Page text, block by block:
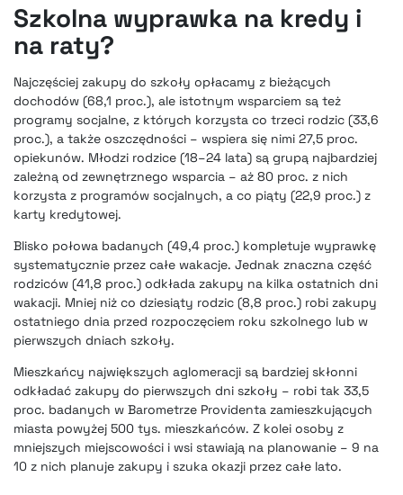
Szkolna wyprawka na kredy i
na raty?
Najczęściej zakupy do szkoły opłacamy z bieżących
dochodów (68,1 proc.), ale istotnym wsparciem są też
programy socjalne, z których korzysta co trzeci rodzic (33,6
proc.), a także oszczędności – wspiera się nimi 27,5 proc.
opiekunów. Młodzi rodzice (18–24 lata) są grupą najbardziej
zależną od zewnętrznego wsparcia – aż 80 proc. z nich
korzysta z programów socjalnych, a co piąty (22,9 proc.) z
karty kredytowej.
Blisko połowa badanych (49,4 proc.) kompletuje wyprawkę
systematycznie przez całe wakacje. Jednak znaczna część
rodziców (41,8 proc.) odkłada zakupy na kilka ostatnich dni
wakacji. Mniej niż co dziesiąty rodzic (8,8 proc.) robi zakupy
ostatniego dnia przed rozpoczęciem roku szkolnego lub w
pierwszych dniach szkoły.
Mieszkańcy największych aglomeracji są bardziej skłonni
odkładać zakupy do pierwszych dni szkoły – robi tak 33,5
proc. badanych w Barometrze Providenta zamieszkujących
miasta powyżej 500 tys. mieszkańców. Z kolei osoby z
mniejszych miejscowości i wsi stawiają na planowanie – 9 na
10 z nich planuje zakupy i szuka okazji przez całe lato.